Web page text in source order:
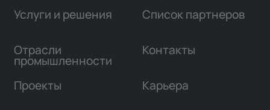
Услуги и решения
Отрасли
промышленности
Проекты
Список партнеров
Контакты
Карьера